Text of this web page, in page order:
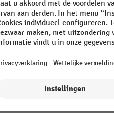
150 mcd/m²